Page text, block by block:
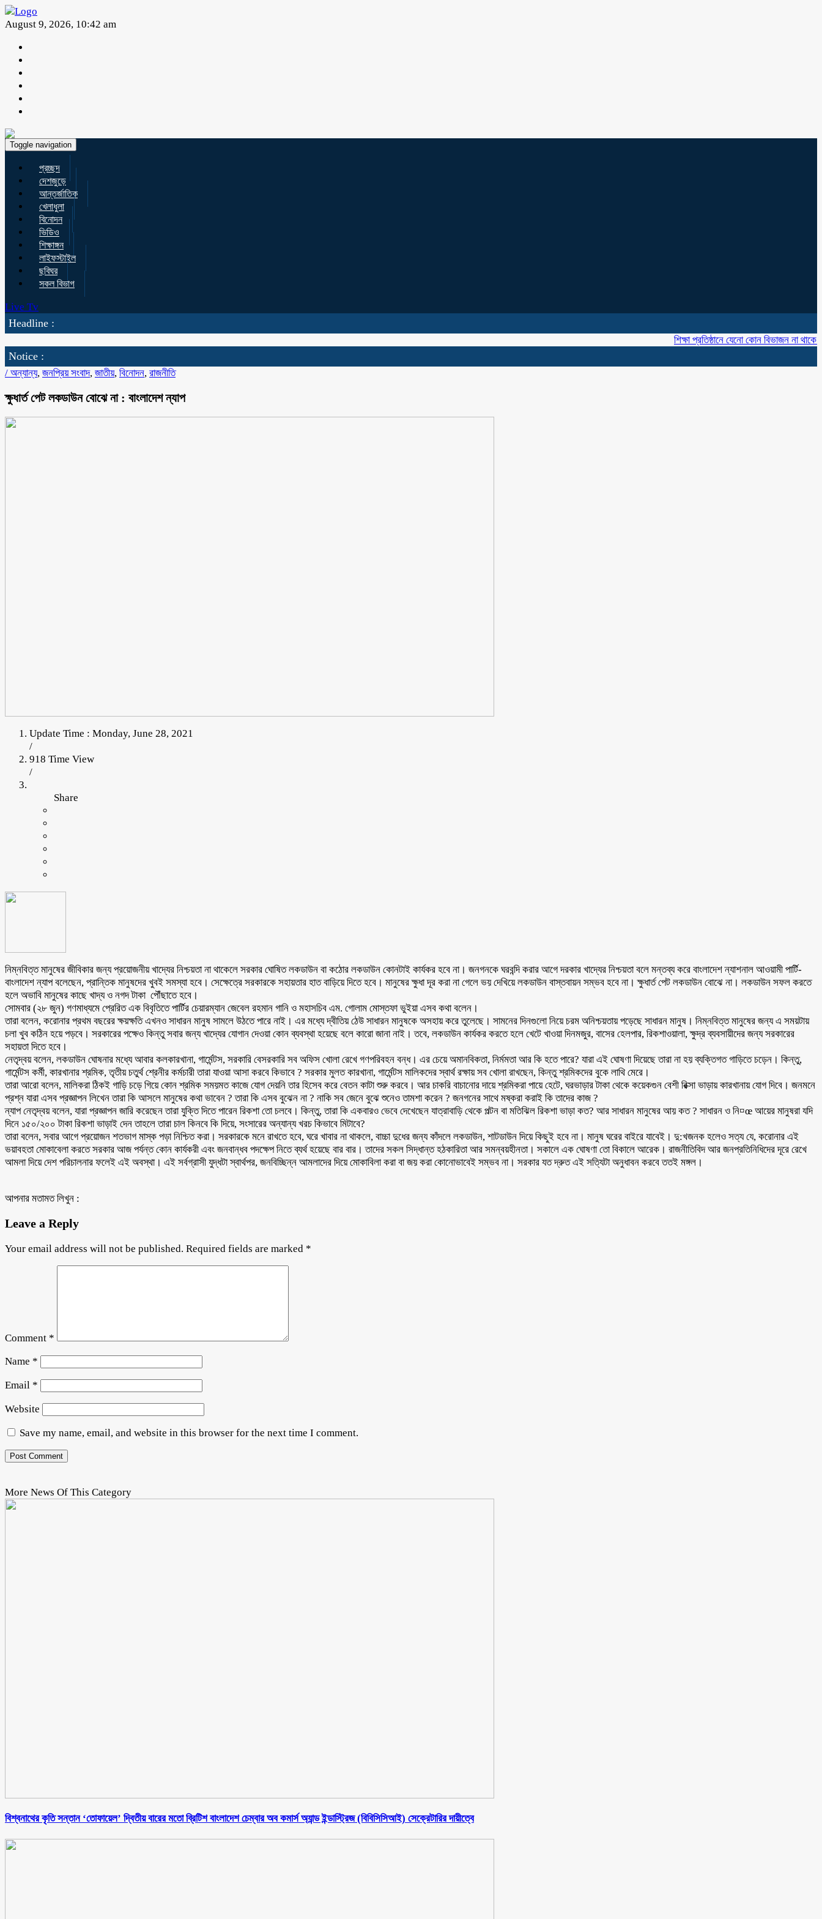
August 9, 2026, 10:42 am
Toggle navigation
প্রচ্ছদ
দেশজুড়ে
আন্তর্জাতিক
খেলাধুলা
বিনোদন
ভিডিও
শিক্ষাঙ্গন
লাইফস্টাইল
ছবিঘর
সকল বিভাগ
Live Tv
Headline :
শিক্ষা প্রতিষ্ঠানে যেনো কোন বিভাজন না থাকে
Notice :
/ অন্যান্য, জনপ্রিয় সংবাদ, জাতীয়, বিনোদন, রাজনীতি
ক্ষুধার্ত পেট লকডাউন বোঝে না : বাংলাদেশ ন্যাপ
Update Time : Monday, June 28, 2021
/
918 Time View
/
Share
নিম্নবিত্ত মানুষের জীবিকার জন্য প্রয়োজনীয় খাদ্যের নিশ্চয়তা না থাকেলে সরকার ঘোষিত লকডাউন বা কঠোর লকডাউন কোনটাই কার্যকর হবে না। জনগনকে ঘরবন্দি করার আগে দরকার খাদ্যের নিশ্চয়তা বলে মন্তব্য করে বাংলাদেশ ন্যাশনাল আওয়ামী পার্টি-
বাংলাদেশ ন্যাপ বলেছেন, প্রান্তিক মানুষদের খুবই সমস্যা হবে। সেক্ষেত্রে সরকারকে সহায়তার হাত বাড়িয়ে দিতে হবে। মানুষের ক্ষুধা দূর করা না গেলে ভয় দেখিয়ে লকডাউন বাস্তবায়ন সম্ভব হবে না। ক্ষুধার্ত পেট লকডাউন বোঝে না। লকডাউন সফল করতে
হলে অভাবি মানুষের কাছে খাদ্য ও নগদ টাকা পৌঁছাতে হবে।
সোমবার (২৮ জুন) গণমাধ্যমে প্রেরিত এক বিবৃতিতে পার্টির চেয়ারম্যান জেবেল রহমান গানি ও মহাসচিব এম. গোলাম মোস্তফা ভুইয়া এসব কথা বলেন।
তারা বলেন, করোনার প্রথম বছরের ক্ষয়ক্ষতি এখনও সাধারন মানুষ সামলে উঠতে পারে নাই। এর মধ্যে দ্বীতিয় ঠেউ সাধারন মানুষকে অসহায় করে তুলেছে। সামনের দিনগুলো নিয়ে চরম অনিশ্চয়তায় পড়েছে সাধারন মানুষ। নিম্নবিত্ত মানুষের জন্য এ সময়টায়
চলা খুব কঠিন হয়ে পড়বে। সরকারের পক্ষেও কিন্তু সবার জন্য খাদ্যের যোগান দেওয়া কোন ব্যবস্থা হয়েছে বলে কারো জানা নাই। তবে, লকডাউন কার্যকর করতে হলে খেটে খাওয়া দিনমজুর, বাসের হেলপার, রিকশাওয়ালা, ক্ষুদ্র ব্যবসায়ীদের জন্য সরকারের
সহায়তা দিতে হবে।
নেতৃদ্বয় বলেন, লকডাউন ঘোষনার মধ্যে আবার কলকারখানা, গার্মেন্টস, সরকারি বেসরকারি সব অফিস খোলা রেখে গণপরিবহন বন্ধ। এর চেয়ে অমানবিকতা, নির্মমতা আর কি হতে পারে? যারা এই ঘোষণা দিয়েছে তারা না হয় ব্যক্তিগত গাড়িতে চড়েন। কিন্তু,
গার্মেন্টস কর্মী, কারখানার শ্রমিক, তৃতীয় চতুর্থ শ্রেনীর কর্মচারী তারা যাওয়া আসা করবে কিভাবে ? সরকার মুলত কারখানা, গার্মেন্টস মালিকদের স্বার্থ রক্ষায় সব খোলা রাখছেন, কিন্তু শ্রমিকদের বুকে লাথি মেরে।
তারা আরো বলেন, মালিকরা ঠিকই গাড়ি চড়ে গিয়ে কোন শ্রমিক সময়মত কাজে যোগ দেয়নি তার হিসেব করে বেতন কাটা শুরু করবে। আর চাকরি বাচানোর দায়ে শ্রমিকরা পায়ে হেটে, ঘরভাড়ার টাকা থেকে কয়েকগুন বেশী রিক্সা ভাড়ায় কারখানায় যোগ দিবে। জনমনে
প্রশ্ন যারা এসব প্রজ্ঞাপন লিখেন তারা কি আসলে মানুষের কথা ভাবেন ? তারা কি এসব বুঝেন না ? নাকি সব জেনে বুঝে শুনেও তামশা করেন ? জনগনের সাথে মষ্করা করাই কি তাদের কাজ ?
ন্যাপ নেতৃদ্বয় বলেন, যারা প্রজ্ঞাপন জারি করেছেন তারা যুক্তি দিতে পারেন রিকশা তো চলবে। কিন্তু, তারা কি একবারও ভেবে দেখেছেন যাত্রাবাড়ি থেকে পল্টন বা মতিঝিল রিকশা ভাড়া কত? আর সাধারন মানুষের আয় কত ? সাধারন ও নি¤œ আয়ের মানুষরা যদি
দিনে ১৫০/২০০ টাকা রিকশা ভাড়াই দেন তাহলে তারা চাল কিনবে কি দিয়ে, সংসারের অন্যান্য খরচ কিভাবে মিটাবে?
তারা বলেন, সবার আগে প্রয়োজন শতভাগ মাস্ক পড়া নিশ্চিত করা। সরকারকে মনে রাখতে হবে, ঘরে খাবার না থাকলে, বাচ্চা দুধের জন্য কাঁদলে লকডাউন, শাটডাউন দিয়ে কিছুই হবে না। মানুষ ঘরের বাইরে যাবেই। দু:খজনক হলেও সত্য যে, করোনার এই
ভয়াবহতা মোকাবেলা করতে সরকার আজ পর্যন্ত কোন কার্যকরী এবং জনবান্ধব পদক্ষেপ নিতে ব্যর্থ হয়েছে বার বার। তাদের সকল সিদ্ধান্ত হঠকারিতা আর সমন্বয়হীনতা। সকালে এক ঘোষণা তো বিকালে আরেক। রাজনীতিবিদ আর জনপ্রতিনিধিদের দূরে রেখে
আমলা দিয়ে দেশ পরিচালনার ফলেই এই অবস্থা। এই সর্বগ্রাসী যুদ্ধটা স্বার্থপর, জনবিচ্ছিন্ন আমলাদের দিয়ে মোকাবিলা করা বা জয় করা কোনোভাবেই সম্ভব না। সরকার যত দ্রুত এই সত্যিটা অনুধাবন করবে ততই মঙ্গল।
আপনার মতামত লিখুন :
Leave a Reply
Your email address will not be published. Required fields are marked *
Comment *
Name *
Email *
Website
Save my name, email, and website in this browser for the next time I comment.
More News Of This Category
বিশ্বনাথের কৃতি সন্তান ‘তোফায়েল’ দ্বিতীয় বারের মতো ব্রিটিশ বাংলাদেশ চেম্বার অব কমার্স অ্যান্ড ইন্ডাস্ট্রিজ (বিবিসিসিআই) সেক্রেটারির দায়ীত্বে